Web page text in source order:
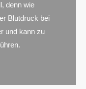
denn wie
Blutdruck bei
und kann zu